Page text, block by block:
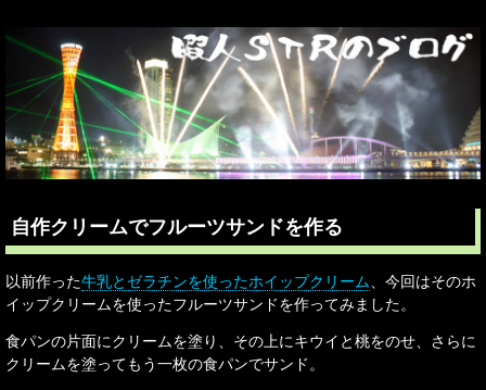
自作クリームでフルーツサンドを作る
以前作った牛乳とゼラチンを使ったホイップクリーム 、今回はそのホ
イップクリームを使ったフルーツサンドを作ってみました。
食パンの片面にクリームを塗り、その上にキウイと桃をのせ、さらに
クリームを塗ってもう一枚の食パンでサンド。